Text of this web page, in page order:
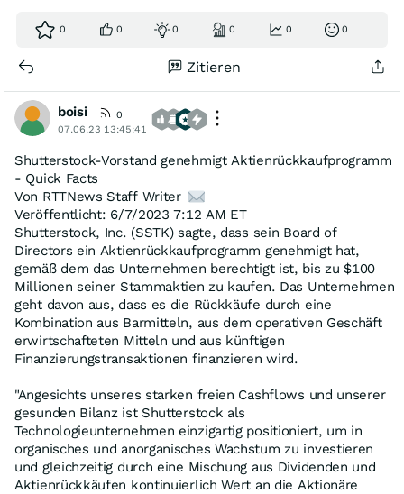
0 0 0 0 0 0
Zitieren
boisi
0
07.06.23 13:45:41
Shutterstock-Vorstand genehmigt Aktienrückkaufprogramm
- Quick Facts
Von RTTNews Staff Writer
Veröffentlicht: 6/7/2023 7:12 AM ET
Shutterstock, Inc. (SSTK) sagte, dass sein Board of
Directors ein Aktienrückkaufprogramm genehmigt hat,
gemäß dem das Unternehmen berechtigt ist, bis zu $100
Millionen seiner Stammaktien zu kaufen. Das Unternehmen
geht davon aus, dass es die Rückkäufe durch eine
Kombination aus Barmitteln, aus dem operativen Geschäft
erwirtschafteten Mitteln und aus künftigen
Finanzierungstransaktionen finanzieren wird.
"Angesichts unseres starken freien Cashflows und unserer
gesunden Bilanz ist Shutterstock als
Technologieunternehmen einzigartig positioniert, um in
organisches und anorganisches Wachstum zu investieren
und gleichzeitig durch eine Mischung aus Dividenden und
Aktienrückkäufen kontinuierlich Wert an die Aktionäre